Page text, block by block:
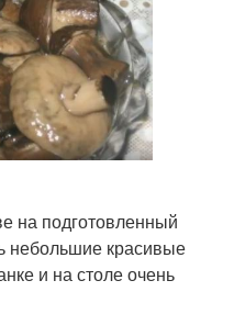
на подготовленный
небольшие красивые
и на столе очень